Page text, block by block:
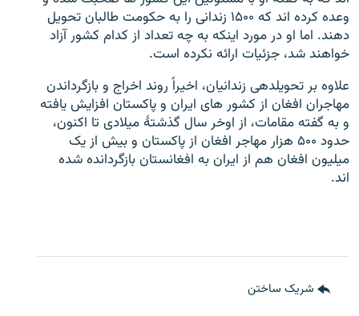
وعده کرده اند که ۱۵۰۰ زندانی را به حکومت طالبان تحویل
دهند. اما او در مورد اینکه به چه تعداد از کدام کشور آزاد
خواهند شد، جزئیات ارائه نکرده است.
علاوه بر تحویلدهی زندانیان، اخیراً روند اخراج و بازگرداندن
مهاجران افغان از کشور های ایران و پاکستان افزایش یافته
و به گفته مقامات، از اوخر سال گذشتۀ میلادی تا اکنون،
حدود ۵۰۰ هزار مهاجر افغان از پاکستان و بیش از یک
میلیون افغان هم از ایران به افغانستان بازگردانده شده
اند.
شریک ساختن